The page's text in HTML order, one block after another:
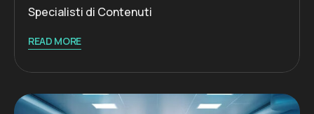
Specialisti di Contenuti
READ MORE